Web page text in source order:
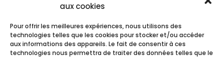
aux cookies
Pour offrir les meilleures expériences, nous utilisons des
technologies telles que les cookies pour stocker et/ou accéder
aux informations des appareils. Le fait de consentir à ces
technologies nous permettra de traiter des données telles que le